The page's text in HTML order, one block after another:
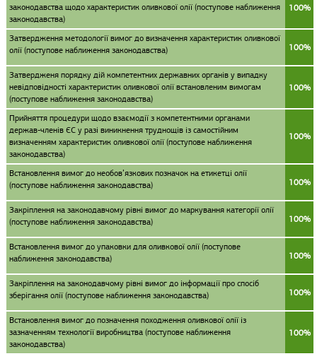
законодавства щодо характеристик оливкової олії (поступове наближення
законодавства)
100%
Затвердження методології вимог до визначення характеристик оливкової
олії (поступове наближення законодавства)
100%
Затвердженя порядку дій компетентних державних органів у випадку
невідповідності характеристик оливкової олії встановленим вимогам
(поступове наближення законодавства)
100%
Прийняття процедури щодо взаємодії з компетентними органами
держав-членів ЄС у разі виникнення труднощів із самостійним
визначенням характеристик оливкової олії (поступове наближення
законодавства)
100%
Встановлення вимог до необов’язкових позначок на етикетці олії
(поступове наближення законодавства)
100%
Закріплення на законодавчому рівні вимог до маркування категорії олії
(поступове наближення законодавства)
100%
Встановлення вимог до упаковки для оливкової олії (поступове
наближення законодавства)
100%
Закріплення на законодавчому рівні вимог до інформації про спосіб
зберігання олії (поступове наближення законодавства)
100%
Встановлення вимог до позначення походження оливкової олії із
зазначенням технології виробництва (поступове наближення
законодавства)
100%